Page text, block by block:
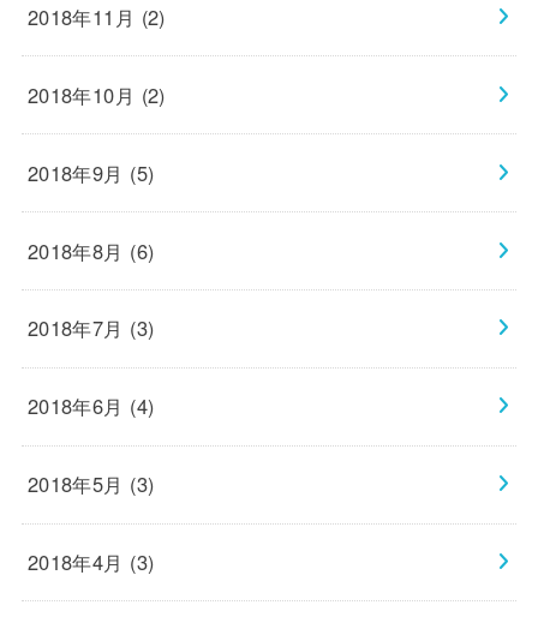
2018年11月 (2)
2018年10月 (2)
2018年9月 (5)
2018年8月 (6)
2018年7月 (3)
2018年6月 (4)
2018年5月 (3)
2018年4月 (3)